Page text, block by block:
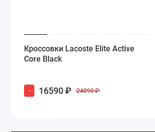
Кроссовки Lacoste Elite Active
Core Black
- 16590 ₽ 24890 ₽